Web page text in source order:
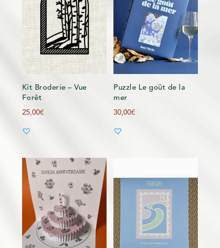
Kit Broderie – Vue
Forêt
25,00€
Puzzle Le goût de la
mer
30,00€